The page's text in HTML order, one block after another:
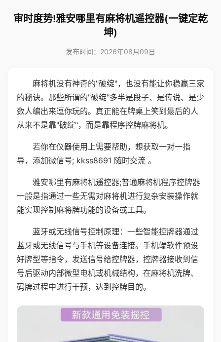
审时度势!雅安哪里有麻将机遥控器(一键定乾
坤)
发布时间：2026年08月09日
麻将机没有神奇的"破绽"，也没有能让你稳赢三家
的秘诀。那些所谓的"破绽"多半是段子、是传说、是少
数人编出来逗你玩的。真正能在牌桌上笑到最后的人
从来不是靠"破绽"，而是靠程序控牌麻将机。
若你在仪器使用上需要帮助，想获取一对一指
导，添加微信号; kkss8691 随时交流 。
雅安哪里有麻将机遥控器;普通麻将机程序控牌器
一般是指通过一些无需对麻将机进行复杂安装操作就
能实现控制麻将牌功能的设备或工具。
蓝牙或无线信号控制原理：一些智能控牌器通过
蓝牙或无线信号与手机等设备连接。手机端软件预设
好牌型等指令，发送信号给控牌器，控牌器接收到信
号后驱动内部微型电机或机械结构，在麻将机洗牌、
码牌过程中进行干预，达到控牌目的。